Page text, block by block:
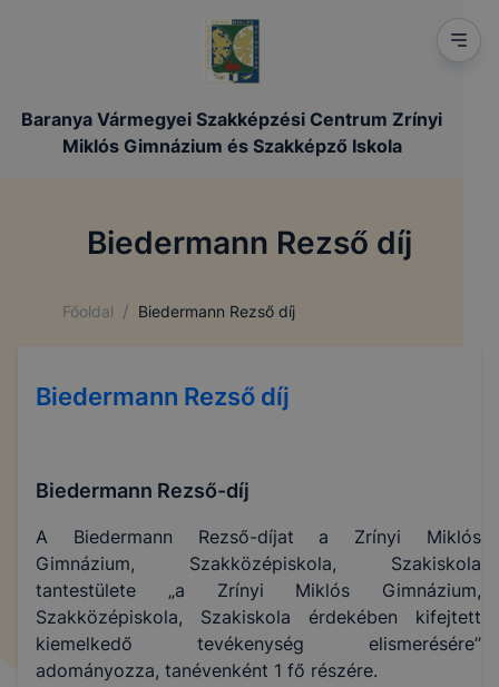
Baranya Vármegyei Szakképzési Centrum Zrínyi
Miklós Gimnázium és Szakképző Iskola
Biedermann Rezső díj
Főoldal / Biedermann Rezső díj
Biedermann Rezső díj
Biedermann Rezső-díj
A Biedermann Rezső-díjat a Zrínyi Miklós
Gimnázium, Szakközépiskola, Szakiskola
tantestülete „a Zrínyi Miklós Gimnázium,
Szakközépiskola, Szakiskola érdekében kifejtett
kiemelkedő tevékenység elismerésére’’
adományozza, tanévenként 1 fő részére.